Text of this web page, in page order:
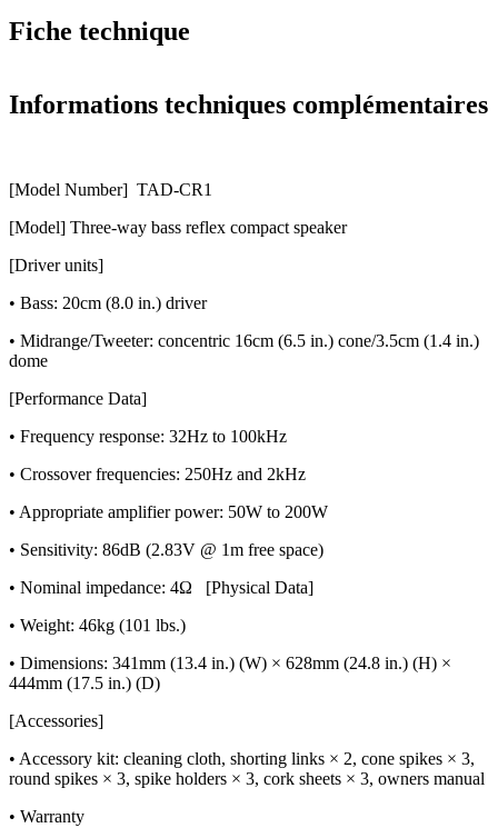
Fiche technique
Informations techniques complémentaires
[Model Number] TAD-CR1
[Model] Three-way bass reflex compact speaker
[Driver units]
• Bass: 20cm (8.0 in.) driver
• Midrange/Tweeter: concentric 16cm (6.5 in.) cone/3.5cm (1.4 in.)
dome
[Performance Data]
• Frequency response: 32Hz to 100kHz
• Crossover frequencies: 250Hz and 2kHz
• Appropriate amplifier power: 50W to 200W
• Sensitivity: 86dB (2.83V @ 1m free space)
• Nominal impedance: 4Ω [Physical Data]
• Weight: 46kg (101 lbs.)
• Dimensions: 341mm (13.4 in.) (W) × 628mm (24.8 in.) (H) ×
444mm (17.5 in.) (D)
[Accessories]
• Accessory kit: cleaning cloth, shorting links × 2, cone spikes × 3,
round spikes × 3, spike holders × 3, cork sheets × 3, owners manual
• Warranty